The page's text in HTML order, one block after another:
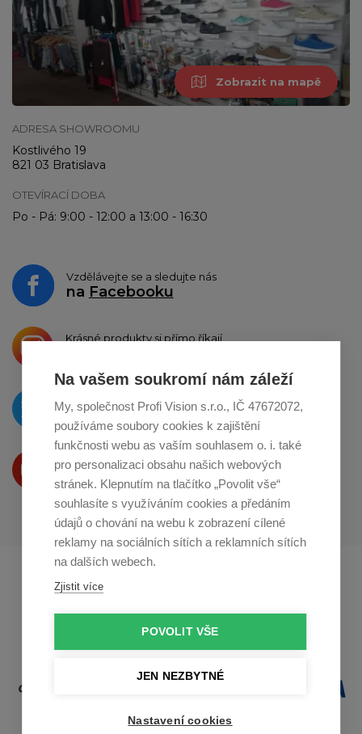
Na vašem soukromí nám záleží
My, společnost Profi Vision s.r.o., IČ 47672072,
používáme soubory cookies k zajištění
funkčnosti webu as vaším souhlasem o. i. také
pro personalizaci obsahu našich webových
stránek. Klepnutím na tlačítko „Povolit vše“
souhlasíte s využíváním cookies a předáním
údajů o chování na webu k zobrazení cílené
reklamy na sociálních sítích a reklamních sítích
na dalších webech.
Zjistit více
POVOLIT VŠE
JEN NEZBYTNÉ
Nastavení cookies
Zobrazit na mapě
ADRESA SHOWROOMU
Kostlivého 19
821 03 Bratislava
OTEVÍRACÍ DOBA
Po - Pá: 9:00 - 12:00 a 13:00 - 16:30
Vzdělávejte se a sledujte nás
na Facebooku
Krásné produkty si přímo říkají
O novinkách píšeme
naTwitteru
Produkty Vám představujeme
na Youtube
Profikuchar.sk